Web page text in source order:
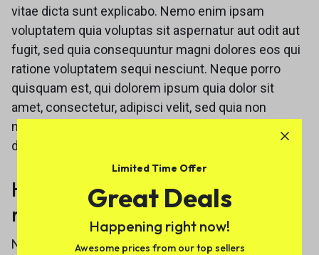
vitae dicta sunt explicabo. Nemo enim ipsam
voluptatem quia voluptas sit aspernatur aut odit aut
fugit, sed quia consequuntur magni dolores eos qui
ratione voluptatem sequi nesciunt. Neque porro
quisquam est, qui dolorem ipsum quia dolor sit
amet, consectetur, adipisci velit, sed quia non
numquam eius modi tempora incidunt ut labore et
dolore magnam aliquam quaerat voluptatem.
How long does it take for
refund?
Neque porro quisquam est, qui dolorem ipsum quia
Limited Time Offer
Great Deals
Happening right now!
Awesome prices from our top sellers